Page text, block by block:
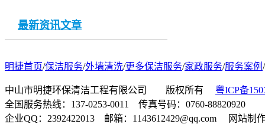
最新资讯文章
明捷首页/保洁服务/外墙清洗/更多保洁服务/家政服务/服务案例 /
中山市明捷环保清洁工程有限公司 版权所有 粤ICP备
全国服务热线：137-0253-0011 传真号码：0760-88820920
企业QQ：2392422013 邮箱：1143612429@qq.com 网站制